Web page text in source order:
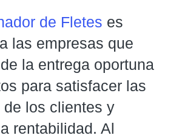
de Fletes es
las empresas que
la entrega oportuna
para satisfacer las
de los clientes y
rentabilidad. Al